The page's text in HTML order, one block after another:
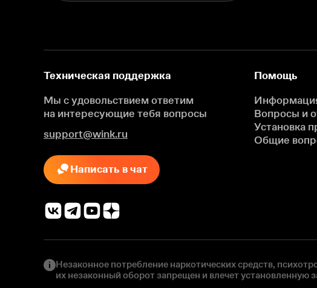
Техническая поддержка
Мы с удовольствием ответим
на интересующие тебя вопросы
support@wink.ru
Написать в чат
Помощь
Вопросы и
Установка
Общие
Незаконное потребление наркотических средств,
их незаконный оборот запрещен и влечет установленную